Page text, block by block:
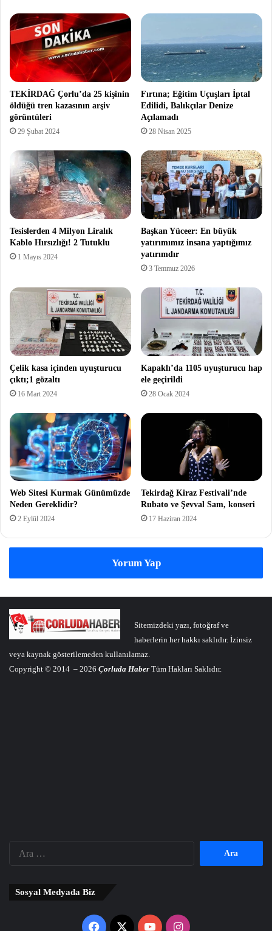
TEKİRDAĞ Çorlu’da 25 kişinin
öldüğü tren kazasının arşiv
görüntüleri
29 Şubat 2024
Fırtına; Eğitim Uçuşları İptal
Edilidi, Balıkçılar Denize
Açılamadı
28 Nisan 2025
Tesislerden 4 Milyon Liralık
Kablo Hırsızlığı! 2 Tutuklu
1 Mayıs 2024
Başkan Yüceer: En büyük
yatırımımız insana yaptığımız
yatırımdır
3 Temmuz 2026
Çelik kasa içinden uyuşturucu
çıktı;1 gözaltı
16 Mart 2024
Kapaklı’da 1105 uyuşturucu hap
ele geçirildi
28 Ocak 2024
Web Sitesi Kurmak Günümüzde
Neden Gereklidir?
2 Eylül 2024
Tekirdağ Kiraz Festivali’nde
Rubato ve Şevval Sam, konseri
17 Haziran 2024
Yorum Yap
Sitemizdeki yazı, fotoğraf ve
haberlerin her hakkı saklıdır. İzinsiz
veya kaynak gösterilemeden kullanılamaz.
Copyright © 2014 – 2026 Çorluda Haber Tüm Hakları Saklıdır.
Sosyal Medyada Biz
Facebook
X YouTubeInstagram